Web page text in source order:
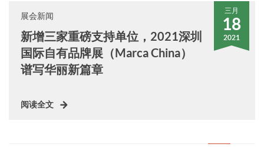
三月
18
2021
展会新闻
新增三家重磅支持单位，2021深圳
国际自有品牌展（Marca China）
谱写华丽新篇章
阅读全文